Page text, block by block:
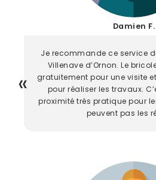
Damien F.
Je recommande ce service
Villenave d’Ornon. Le
gratuitement pour une visite
pour réaliser les travaux.
proximité très pratique pour
peuvent pas les